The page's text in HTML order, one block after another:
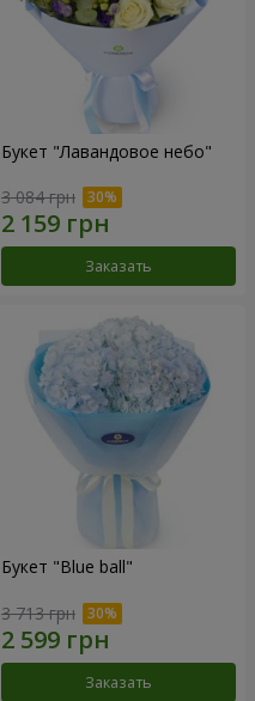
Букет "Лавандовое небо"
3 084 грн
Заказать
Букет "Blue ball"
3 713 грн
Заказать